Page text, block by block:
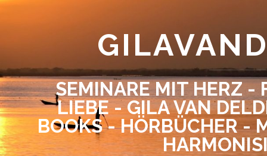
SEMINARE MIT HERZ -
LIEBE - GILA VAN
BOOKS - HÖRBÜCHER -